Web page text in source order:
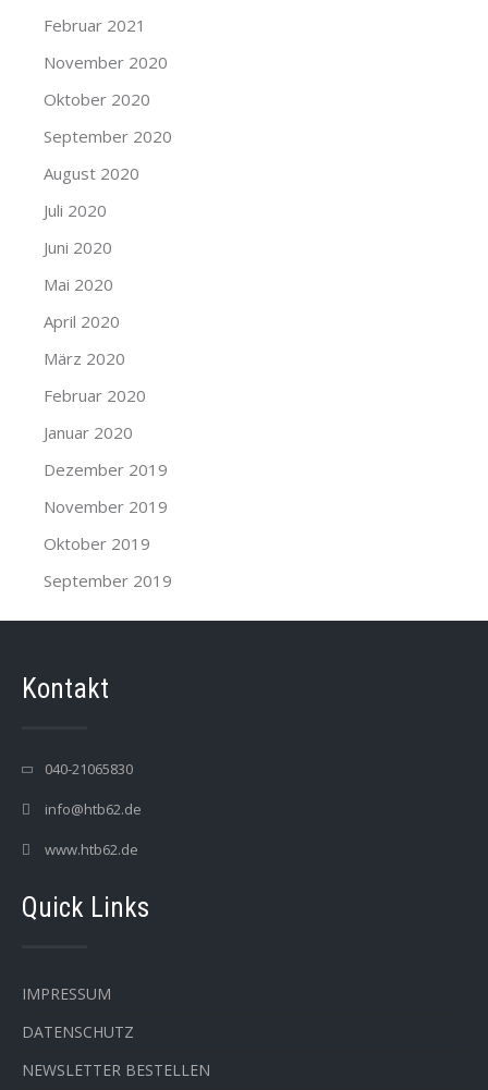
Februar 2021
November 2020
Oktober 2020
September 2020
August 2020
Juli 2020
Juni 2020
Mai 2020
April 2020
März 2020
Februar 2020
Januar 2020
Dezember 2019
November 2019
Oktober 2019
September 2019
Kontakt
040-21065830
info@htb62.de
www.htb62.de
Quick Links
IMPRESSUM
DATENSCHUTZ
NEWSLETTER BESTELLEN